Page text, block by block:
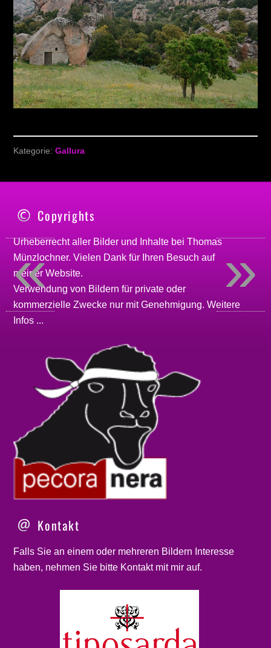
Kategorie:Gallura
Copyrights
Urheberrecht aller Bilder und Inhalte beiThomas
Münzlochner. Vielen Dank für Ihren Besuch auf
meinerWebsite.
Verwendung von Bildern für private oder
kommerzielle Zwecke nur mit Genehmigung.Weitere
Infos ...
Kontakt
Falls Sie an einem oder mehreren Bildern Interesse
haben, nehmen Sie bitte Kontaktmit mir auf.
»
«